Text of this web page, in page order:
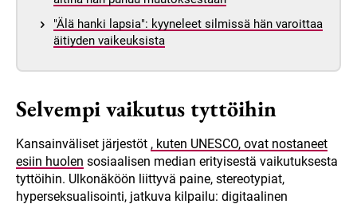
"Älä hanki lapsia": kyyneleet silmissä hän varoittaa
äitiyden vaikeuksista
Selvempi vaikutus tyttöihin
Kansainväliset järjestöt , kuten UNESCO, ovat nostaneet
esiin huolen sosiaalisen median erityisestä vaikutuksesta
tyttöihin. Ulkonäköön liittyvä paine, stereotypiat,
hyperseksualisointi, jatkuva kilpailu: digitaalinen